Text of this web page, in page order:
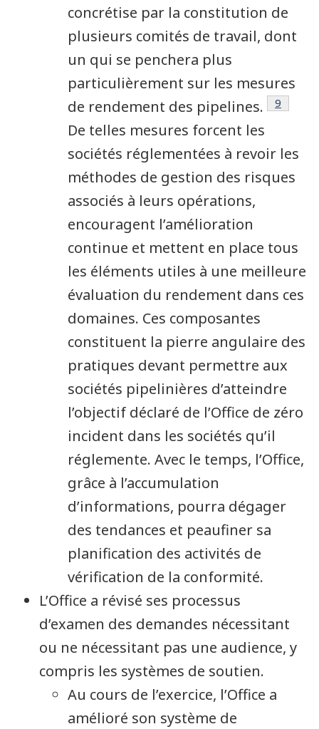
concrétise par la constitution de
plusieurs comités de travail, dont
un qui se penchera plus
particulièrement sur les mesures
de rendement des pipelines.
Note de
9
De telles mesures forcent les
sociétés réglementées à revoir les
méthodes de gestion des risques
associés à leurs opérations,
encouragent l’amélioration
continue et mettent en place tous
les éléments utiles à une meilleure
évaluation du rendement dans ces
domaines. Ces composantes
constituent la pierre angulaire des
pratiques devant permettre aux
sociétés pipelinières d’atteindre
l’objectif déclaré de l’Office de zéro
incident dans les sociétés qu’il
réglemente. Avec le temps, l’Office,
grâce à l’accumulation
d’informations, pourra dégager
des tendances et peaufiner sa
planification des activités de
vérification de la conformité.
L’Office a révisé ses processus
d’examen des demandes nécessitant
ou ne nécessitant pas une audience, y
compris les systèmes de soutien.
Au cours de l’exercice, l’Office a
amélioré son système de